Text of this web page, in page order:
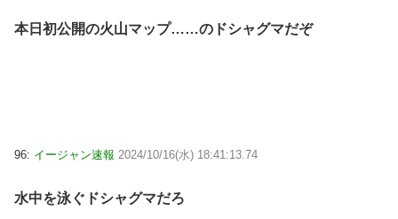
本日初公開の火山マップ……のドシャグマだぞ
96: イージャン速報 2024/10/16(水) 18:41:13.74
水中を泳ぐドシャグマだろ